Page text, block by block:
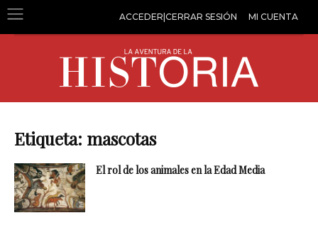
ACCEDER|CERRAR SESIÓN MI CUENTA
Etiqueta: mascotas
El rol de los animales en la Edad Media